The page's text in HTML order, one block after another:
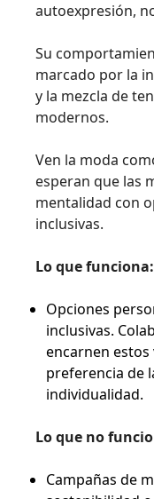
autoexpresión,
Su
marcado por la
y la mezcla de
modernos.
Ven la moda
esperan que las
mentalidad con
inclusivas.
Lo que funciona:
Opciones
inclusivas.
encarnen estos
preferencia de
individualidad.
Lo que no
Campañas de